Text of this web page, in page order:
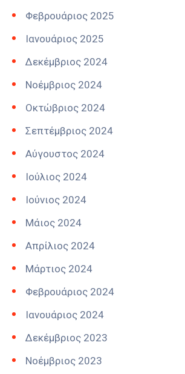
Φεβρουάριος 2025
Ιανουάριος 2025
Δεκέμβριος 2024
Νοέμβριος 2024
Οκτώβριος 2024
Σεπτέμβριος 2024
Αύγουστος 2024
Ιούλιος 2024
Ιούνιος 2024
Μάιος 2024
Απρίλιος 2024
Μάρτιος 2024
Φεβρουάριος 2024
Ιανουάριος 2024
Δεκέμβριος 2023
Νοέμβριος 2023